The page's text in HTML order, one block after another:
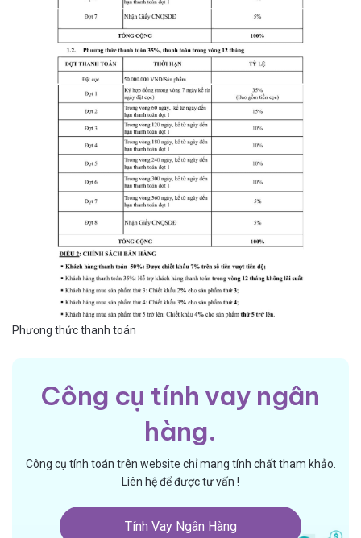
Phương thức thanh toán
Công cụ tính vay ngân
hàng.
Công cụ tính toán trên website chỉ mang tính chất tham khảo.
Liên hệ để được tư vấn !
Tính Vay Ngân Hàng